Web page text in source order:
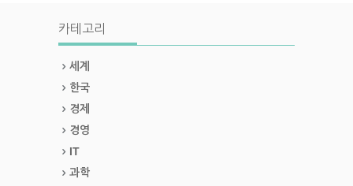
카테고리
세계
한국
경제
경영
IT
과학